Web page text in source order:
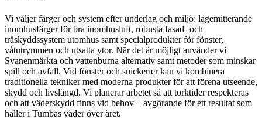
Vi väljer färger och system efter underlag och miljö: lågemitterande
inomhusfärger för bra inomhusluft, robusta fasad- och
träskyddssystem utomhus samt specialprodukter för fönster,
våtutrymmen och utsatta ytor. När det är möjligt använder vi
Svanenmärkta och vattenburna alternativ samt metoder som minskar
spill och avfall. Vid fönster och snickerier kan vi kombinera
traditionella tekniker med moderna produkter för att förena utseende,
skydd och livslängd. Vi planerar arbetet så att torktider respekteras
och att väderskydd finns vid behov – avgörande för ett resultat som
håller i Tumbas väder över året.